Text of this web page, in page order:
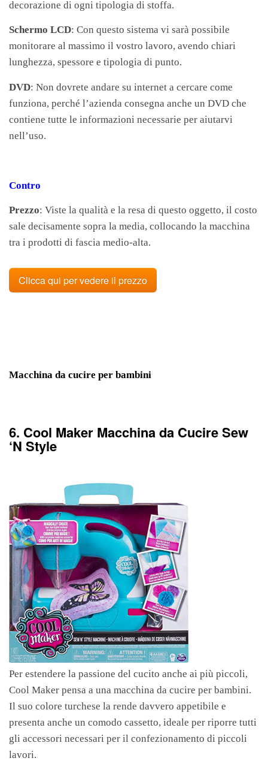
decorazione di ogni tipologia di stoffa.
Schermo LCD: Con questo sistema vi sarà possibile
monitorare al massimo il vostro lavoro, avendo chiari
lunghezza, spessore e tipologia di punto.
DVD: Non dovrete andare su internet a cercare come
funziona, perché l’azienda consegna anche un DVD che
contiene tutte le informazioni necessarie per aiutarvi
nell’uso.
Contro
Prezzo: Viste la qualità e la resa di questo oggetto, il costo
sale decisamente sopra la media, collocando la macchina
tra i prodotti di fascia medio-alta.
Clicca qui per vedere il prezzo
Macchina da cucire per bambini
6. Cool Maker Macchina da Cucire Sew
‘N Style
Per estendere la passione del cucito anche ai più piccoli,
Cool Maker pensa a una macchina da cucire per bambini.
Il suo colore turchese la rende davvero appetibile e
presenta anche un comodo cassetto, ideale per riporre tutti
gli accessori necessari per il confezionamento di piccoli
lavori.